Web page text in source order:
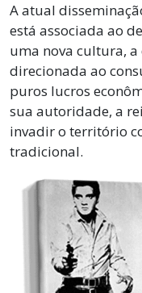
A atual
está associada ao
uma nova cultura,
direcionada ao
puros lucros
sua autoridade, a
invadir o território
tradicional.